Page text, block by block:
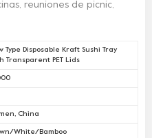
reuniones de picnic,
Type Disposable Kraft Sushi Tray
Transparent PET Lids
China
White/Bamboo